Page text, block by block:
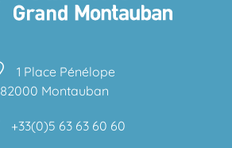
1 Place Pénélope
82000 Montauban
+33(0)5 63 63 60 60